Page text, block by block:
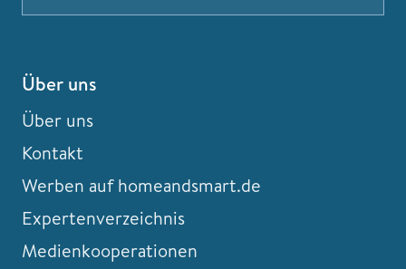
Über uns
Über uns
Kontakt
Werben auf homeandsmart.de
Expertenverzeichnis
Medienkooperationen